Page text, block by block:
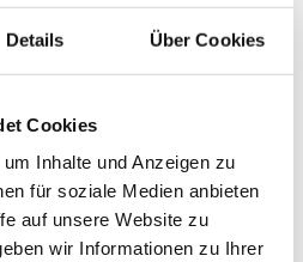
Details Über Cookies
Cookies
Inhalte und Anzeigen zu
für soziale Medien anbieten
auf unsere Website zu
wir Informationen zu Ihrer
die Einlagen eines
der
unterliegen.
einer GmbH &
Einlagen zu Teilen